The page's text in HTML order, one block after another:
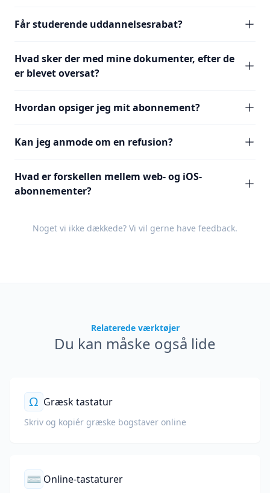
Får studerende uddannelsesrabat?
Hvad sker der med mine dokumenter, efter de
er blevet oversat?
Hvordan opsiger jeg mit abonnement?
Kan jeg anmode om en refusion?
Hvad er forskellen mellem web- og iOS-
abonnementer?
Noget vi ikke dækkede? Vi vil gerne have feedback.
Relaterede værktøjer
Du kan måske også lide
Ω Græsk tastatur
Skriv og kopiér græske bogstaver online
⌨ Online-tastaturer